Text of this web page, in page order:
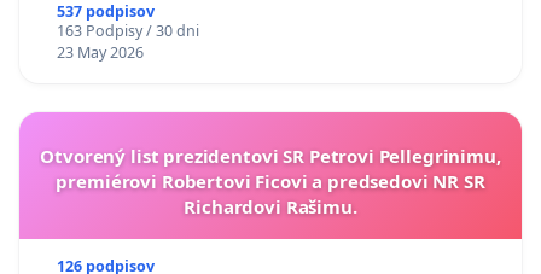
537 podpisov
163 Podpisy / 30 dni
23 May 2026
Otvorený list prezidentovi SR Petrovi Pellegrinimu,
premiérovi Robertovi Ficovi a predsedovi NR SR
Richardovi Rašimu.
126 podpisov